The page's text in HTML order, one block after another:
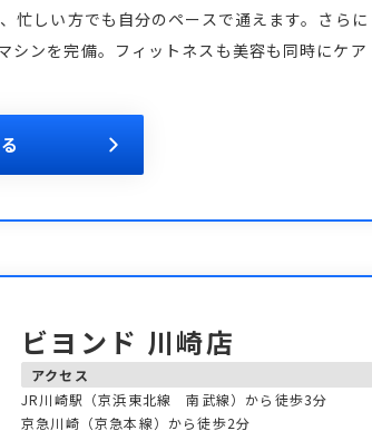
忙しい方でも自分のペースで通えます。さらに
シンを完備。フィットネスも美容も同時にケア
ビヨンド 川崎店
アクセス
JR川崎駅（京浜東北線 南武線）から徒歩3分
京急川崎（京急本線）から徒歩2分